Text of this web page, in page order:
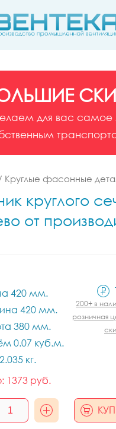
для вас самое
Круглые фасонные
круглого
от
420 мм.
420 мм.
380 мм.
0.07 куб.м.
кг.
200+ в
розничная
1373 руб.